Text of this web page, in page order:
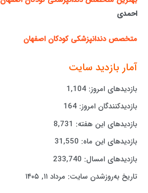
احمدی
متخصص دندانپزشکی کودکان اصفهان
آمار بازدید سایت
بازدیدهای امروز:1,104
بازدیدکنندگان امروز:164
بازدیدهای این هفته: 8,731
بازدیدهای این ماه: 31,550
بازدیدهای امسال: 233,740
تاریخ به‌روزشدن سایت: مرداد ۱۱, ۱۴۰۵